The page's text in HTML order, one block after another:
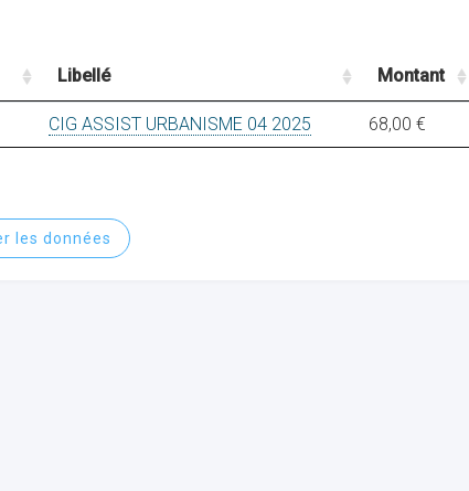
Libellé Montant
CIG ASSIST URBANISME 04 2025 68,00 €
les données